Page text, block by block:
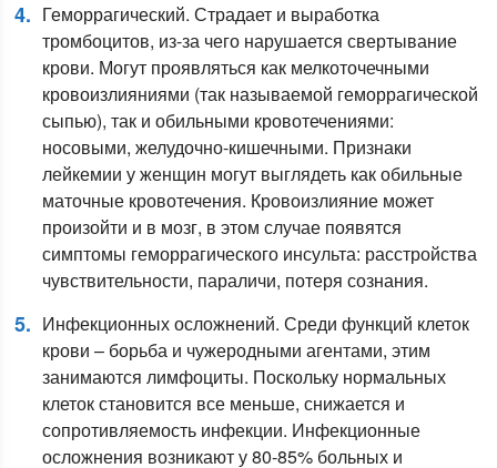
Геморрагический. Страдает и выработка
тромбоцитов, из-за чего нарушается свертывание
крови. Могут проявляться как мелкоточечными
кровоизлияниями (так называемой геморрагической
сыпью), так и обильными кровотечениями:
носовыми, желудочно-кишечными. Признаки
лейкемии у женщин могут выглядеть как обильные
маточные кровотечения. Кровоизлияние может
произойти и в мозг, в этом случае появятся
симптомы геморрагического инсульта: расстройства
чувствительности, параличи, потеря сознания.
Инфекционных осложнений. Среди функций клеток
крови – борьба и чужеродными агентами, этим
занимаются лимфоциты. Поскольку нормальных
клеток становится все меньше, снижается и
сопротивляемость инфекции. Инфекционные
осложнения возникают у 80-85% больных и